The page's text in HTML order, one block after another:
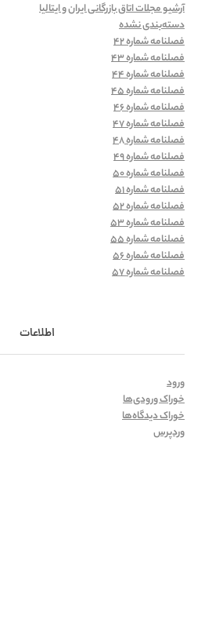
آرشیو مجلات اتاق بازرگانی ایران و ایتالیا
دسته‌بندی نشده
فصلنامه شماره 42
فصلنامه شماره 43
فصلنامه شماره 44
فصلنامه شماره 45
فصلنامه شماره 46
فصلنامه شماره 47
فصلنامه شماره 48
فصلنامه شماره 49
فصلنامه شماره 50
فصلنامه شماره 51
فصلنامه شماره 52
فصلنامه شماره 53
فصلنامه شماره 55
فصلنامه شماره 56
فصلنامه شماره 57
اطلاعات
ورود
خوراک ورودی‌ها
خوراک دیدگاه‌ها
وردپرس